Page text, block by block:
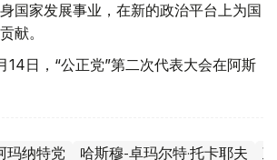
国家发展事业，在新的政治平台上为国
献。
14日，“公正党”第二次代表大会在阿斯
玛纳特党 哈斯穆-卓玛尔特·托卡耶夫